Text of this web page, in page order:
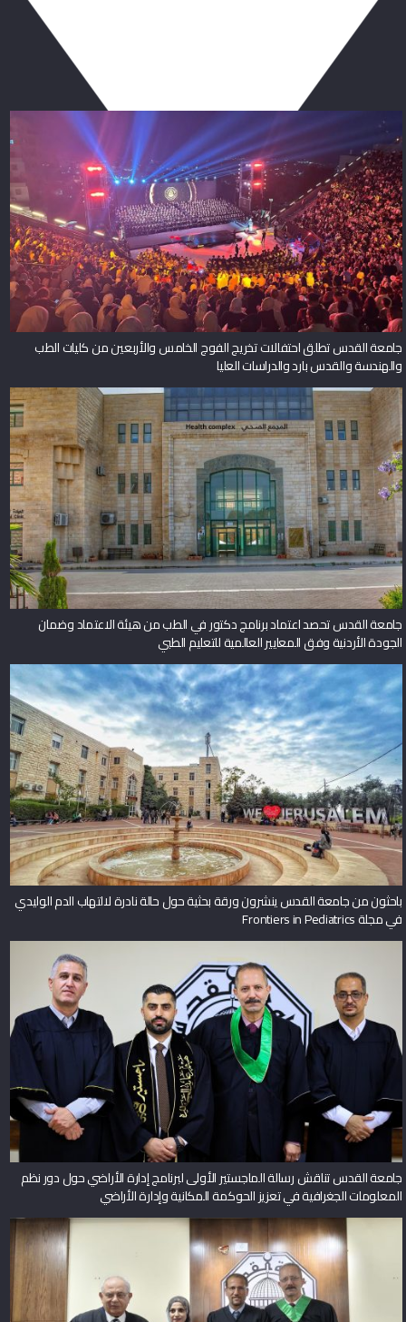
جامعة القدس تطلق احتفالات تخريج الفوج الخامس والأربعين من كليات الطب
والهندسة والقدس بارد والدراسات العليا
جامعة القدس تحصد اعتماد برنامج دكتور في الطب من هيئة الاعتماد وضمان
الجودة الأردنية وفق المعايير العالمية للتعليم الطبي
باحثون من جامعة القدس ينشرون ورقة بحثية حول حالة نادرة لالتهاب الدم الوليدي
في مجلة Frontiers in Pediatrics
جامعة القدس تناقش رسالة الماجستير الأولى لبرنامج إدارة الأراضي حول دور نظم
المعلومات الجغرافية في تعزيز الحوكمة المكانية وإدارة الأراضي